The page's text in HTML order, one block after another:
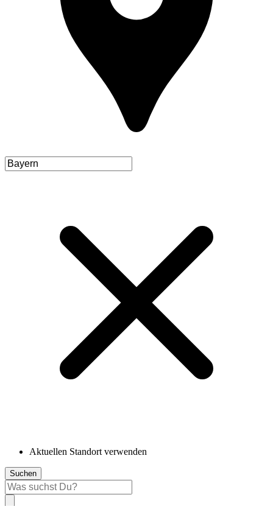
Aktuellen Standort verwenden
Suchen